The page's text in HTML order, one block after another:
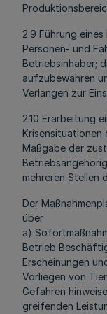
2.9 Führung
Personen- und
Betriebsinhaber;
aufzubewahren
Verlangen zur
2.10 Erarbeitung
Krisensituationen
Maßgabe der
mehreren Stellen
Der
über
a)
Betrieb
Erscheinungen
Vorliegen von
Gefahren
greifenden